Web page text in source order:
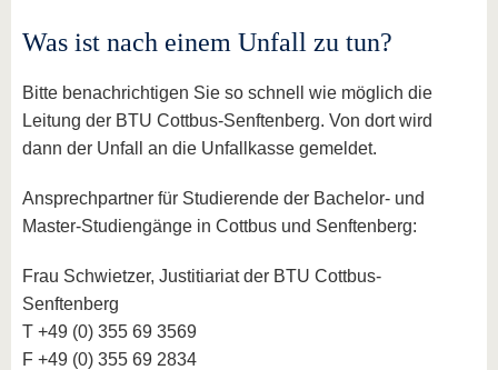
Was ist nach einem Unfall zu tun?
Bitte benachrichtigen Sie so schnell wie möglich die
Leitung der BTU Cottbus-Senftenberg. Von dort wird
dann der Unfall an die Unfallkasse gemeldet.
Ansprechpartner für Studierende der Bachelor- und
Master-Studiengänge in Cottbus und Senftenberg:
Frau Schwietzer, Justitiariat der BTU Cottbus-
Senftenberg
T +49 (0) 355 69 3569
F +49 (0) 355 69 2834